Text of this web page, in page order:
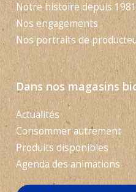
Notre histoire depuis 1981
Nos engagements
Nos portraits de
Dans nos magasins
Actualités
Consommer autrement
Produits disponibles
Agenda des animations